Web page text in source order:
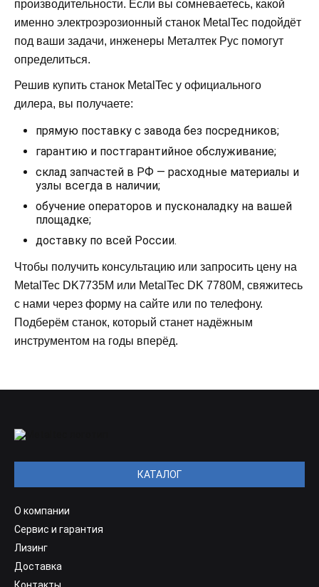
производительности. Если вы сомневаетесь, какой
именно электроэрозионный станок MetalTec подойдёт
под ваши задачи, инженеры Металтек Рус помогут
определиться.
Решив купить станок MetalTec у официального
дилера, вы получаете:
прямую поставку с завода без посредников;
гарантию и постгарантийное обслуживание;
склад запчастей в РФ — расходные материалы и
узлы всегда в наличии;
обучение операторов и пусконаладку на вашей
площадке;
доставку по всей России.
Чтобы получить консультацию или запросить цену на
MetalTec DK7735M или MetalTec DK 7780М, свяжитесь
с нами через форму на сайте или по телефону.
Подберём станок, который станет надёжным
инструментом на годы вперёд.
О компании
Сервис и гарантия
Лизинг
Доставка
КАТАЛОГ